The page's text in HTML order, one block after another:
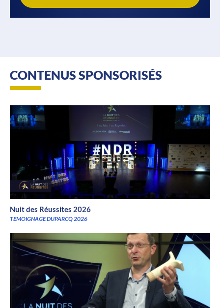
CONTENUS SPONSORISÉS
Nuit des Réussites 2026
TEMOIGNAGE DUPARCQ 2026